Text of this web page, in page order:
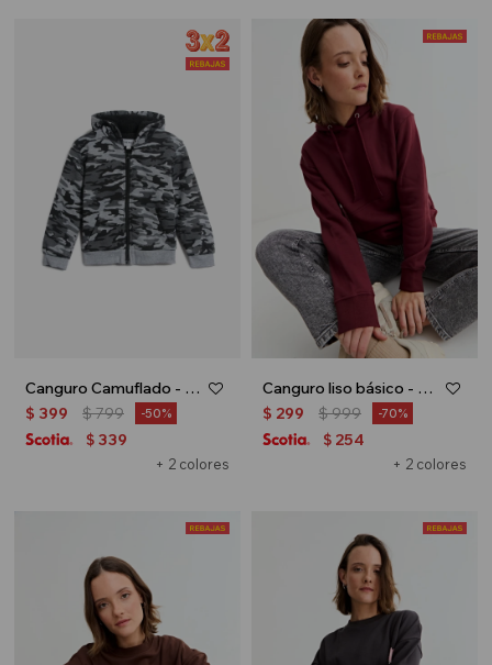
Canguro Camuflado - Gris
+ 2 colores
$ 399 $799 50
$ 339
Canguro liso básico - Bordo
+ 2 colores
$ 299 $999 70
$ 254